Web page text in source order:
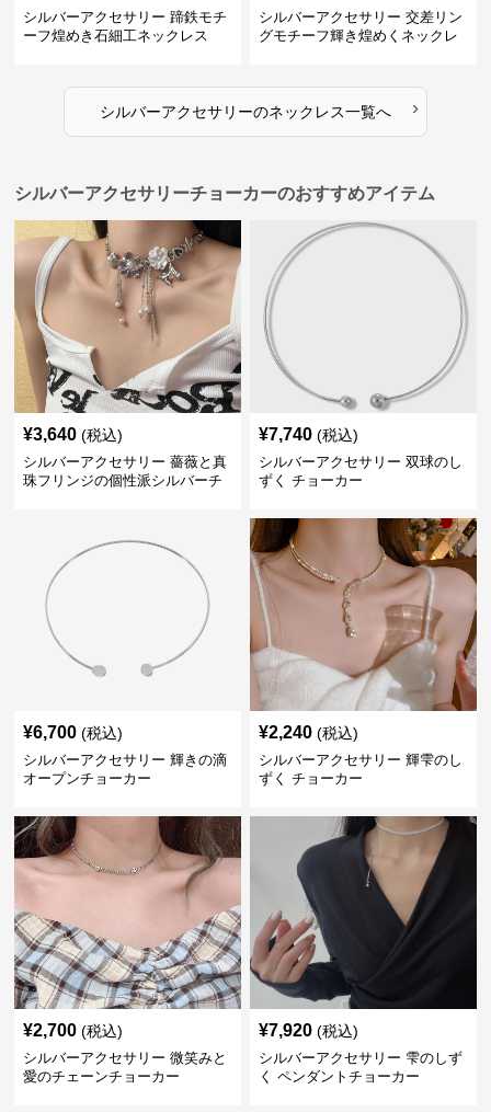
シルバーアクセサリー 蹄鉄モチ
ーフ煌めき石細工ネックレス
シルバーアクセサリー 交差リン
グモチーフ輝き煌めくネックレ
シルバーアクセサリーのネックレス一覧へ ›
シルバーアクセサリーチョーカーのおすすめアイテム
¥3,640 (税込)
シルバーアクセサリー 薔薇と真
珠フリンジの個性派シルバーチ
¥7,740 (税込)
シルバーアクセサリー 双球のし
ずく チョーカー
¥6,700 (税込)
シルバーアクセサリー 輝きの滴
オープンチョーカー
¥2,240 (税込)
シルバーアクセサリー 輝雫のし
ずく チョーカー
¥2,700 (税込)
シルバーアクセサリー 微笑みと
愛のチェーンチョーカー
¥7,920 (税込)
シルバーアクセサリー 雫のしず
く ペンダントチョーカー